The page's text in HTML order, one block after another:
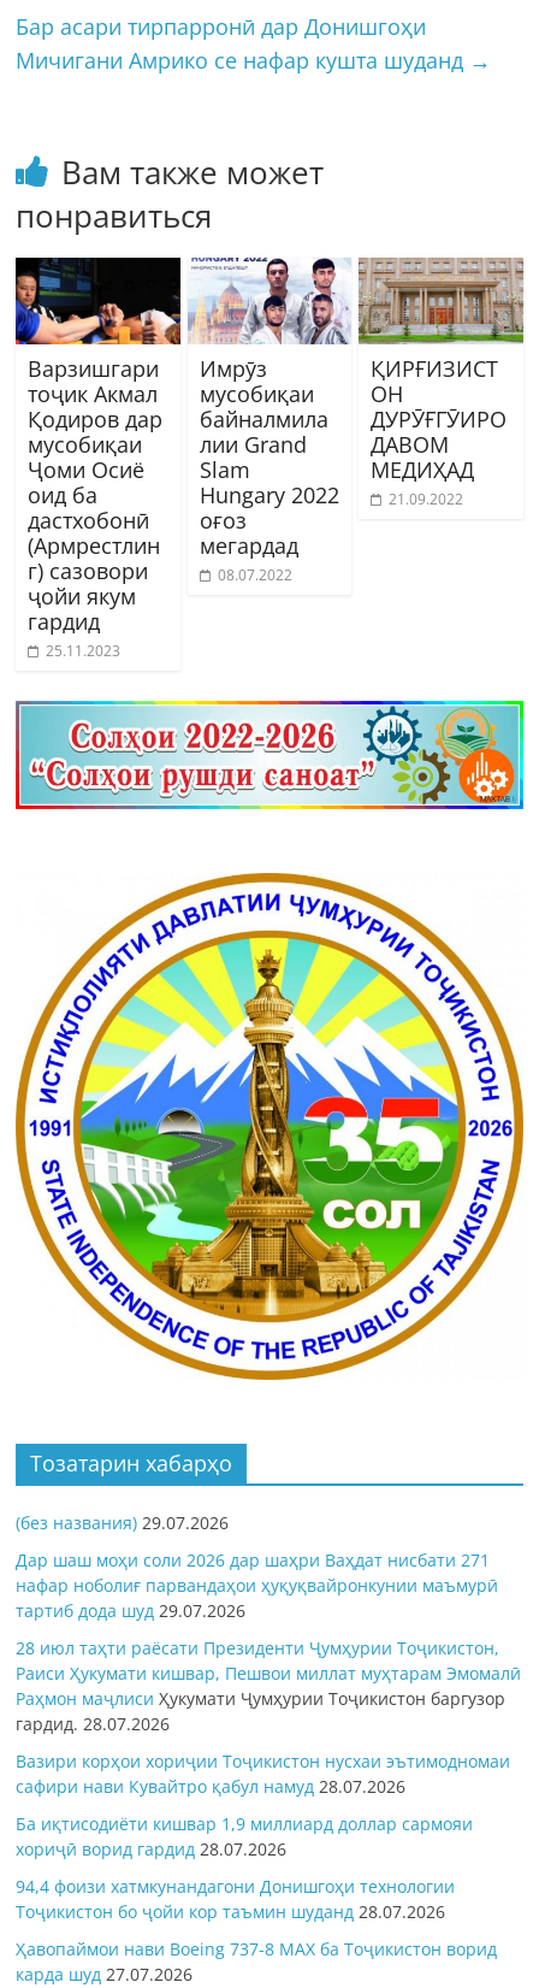
Бар асари тирпарронӣ дар Донишгоҳи
Мичигани Амрико се нафар кушта шуданд →
Вам также может
понравиться
Варзишгари
тоҷик Акмал
Қодиров дар
мусобиқаи
Ҷоми Осиё
оид ба
дастхобонӣ
(Армрестлин
г) сазовори
ҷойи якум
гардид
25.11.2023
Имрӯз
мусобиқаи
байналмила
лии Grand
Slam
Hungary 2022
оғоз
мегардад
08.07.2022
ҚИРҒИЗИСТ
ОН
ДУРӮҒГӮИРО
ДАВОМ
МЕДИҲАД
21.09.2022
Тозатарин хабарҳо
(без названия) 29.07.2026
Дар шаш моҳи соли 2026 дар шаҳри Ваҳдат нисбати 271
нафар ноболиғ парвандаҳои ҳуқуқвайронкунии маъмурӣ
тартиб дода шуд 29.07.2026
28 июл таҳти раёсати Президенти Ҷумҳурии Тоҷикистон,
Раиси Ҳукумати кишвар, Пешвои миллат муҳтарам Эмомалӣ
Раҳмон маҷлисиҲукумати Ҷумҳурии Тоҷикистон баргузор
гардид.28.07.2026
Вазири корҳои хориҷии Тоҷикистон нусхаи эътимодномаи
сафири нави Кувайтро қабул намуд 28.07.2026
Ба иқтисодиёти кишвар 1,9 миллиард доллар сармояи
хориҷӣ ворид гардид 28.07.2026
94,4 фоизи хатмкунандагони Донишгоҳи технологии
Тоҷикистон бо ҷойи кор таъмин шуданд 28.07.2026
Ҳавопаймои нави Boeing 737-8 MAX ба Тоҷикистон ворид
карда шуд 27.07.2026